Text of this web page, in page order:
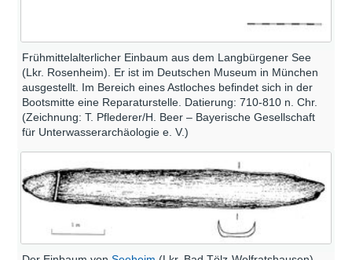
Frühmittelalterlicher Einbaum aus dem Langbürgener See
(Lkr. Rosenheim). Er ist im Deutschen Museum in München
ausgestellt. Im Bereich eines Astloches befindet sich in der
Bootsmitte eine Reparaturstelle. Datierung: 710-810 n. Chr.
(Zeichnung: T. Pflederer/H. Beer – Bayerische Gesellschaft
für Unterwasserarchäologie e. V.)